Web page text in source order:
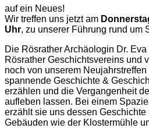
auf ein Neues!
Wir treffen uns jetzt am
Uhr, zu unserer Führung rund um
Die Rösrather Archäologin Dr.
Rösrather Geschichtsvereins und
noch von unserem
spannende Geschichte &
erzählen und die Vergangenheit
aufleben lassen. Bei einem
erzählt sie uns dessen
Gebäuden wie der Klostermühle